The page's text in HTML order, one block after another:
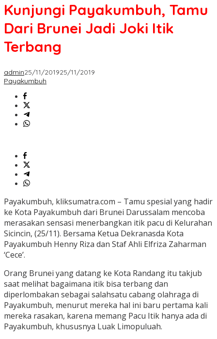
Kunjungi Payakumbuh, Tamu
Dari Brunei Jadi Joki Itik
Terbang
admin25/11/201925/11/2019
Payakumbuh
Payakumbuh, kliksumatra.com – Tamu spesial yang hadir
ke Kota Payakumbuh dari Brunei Darussalam mencoba
merasakan sensasi menerbangkan itik pacu di Kelurahan
Sicincin, (25/11). Bersama Ketua Dekranasda Kota
Payakumbuh Henny Riza dan Staf Ahli Elfriza Zaharman
‘Cece’.
Orang Brunei yang datang ke Kota Randang itu takjub
saat melihat bagaimana itik bisa terbang dan
diperlombakan sebagai salahsatu cabang olahraga di
Payakumbuh, menurut mereka hal ini baru pertama kali
mereka rasakan, karena memang Pacu Itik hanya ada di
Payakumbuh, khususnya Luak Limopuluah.